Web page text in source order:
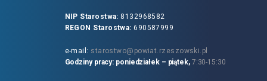
NIP Starostwa: 8132968582
REGON Starostwa: 690587999
e-mail: starostwo@powiat.rzeszowski.pl
Godziny pracy: poniedziałek – piątek, 7:30-15:30